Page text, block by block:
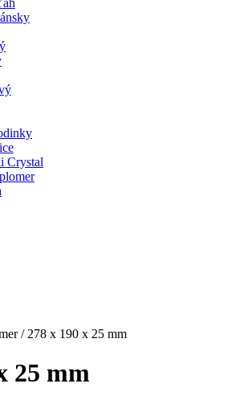
Crystal
/ 278 x 190 x 25 mm
25 mm